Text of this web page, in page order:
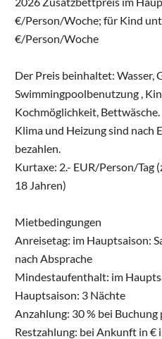
€/Person/Woche; für Kind
€/Person/Woche
Der Preis beinhaltet: Wasser,
Swimmingpoolbenutzung ,
Kochmöglichkeit, Bettwäsche.
Klima und Heizung sind nach
bezahlen.
Kurtaxe: 2.- EUR/Person/Tag
18 Jahren)
Mietbedingungen
Anreisetag: im Hauptsaison:
nach Absprache
Mindestaufenthalt: im
Hauptsaison: 3 Nächte
Anzahlung: 30 % bei
Restzahlung: bei Ankunft in €